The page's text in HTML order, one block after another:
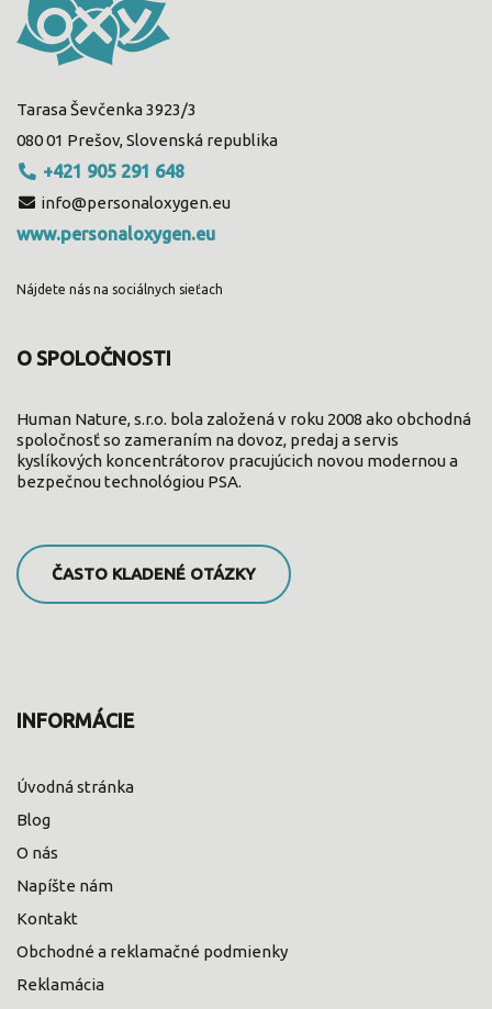
Tarasa Ševčenka 3923/3
080 01 Prešov, Slovenská republika
+421 905 291 648
info@personaloxygen.eu
www.personaloxygen.eu
Nájdete nás na sociálnych sieťach
O SPOLOČNOSTI
Human Nature, s.r.o. bola založená v roku 2008 ako obchodná
spoločnosť so zameraním na dovoz, predaj a servis
kyslíkových koncentrátorov pracujúcich novou modernou a
bezpečnou technológiou PSA.
ČASTO KLADENÉ OTÁZKY
INFORMÁCIE
Úvodná stránka
Blog
O nás
Napíšte nám
Kontakt
Obchodné a reklamačné podmienky
Reklamácia